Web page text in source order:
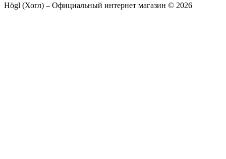
Högl (Хогл) – Официальный интернет магазин © 2026